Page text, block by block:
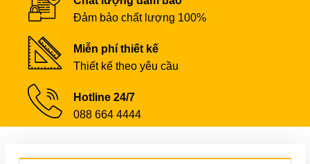
Đảm bảo chất lượng 100%
Miễn phí thiết kế
Thiết kế theo yêu cầu
Hotline 24/7
088 664 4444